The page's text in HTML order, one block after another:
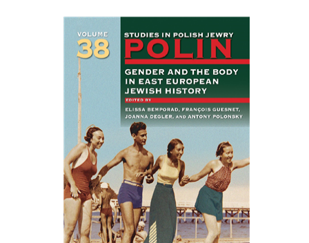
François Guesnet
Elissa
Bemporad
Joanna Degler
פולונסקי
הנחת אתר ספר מודפס